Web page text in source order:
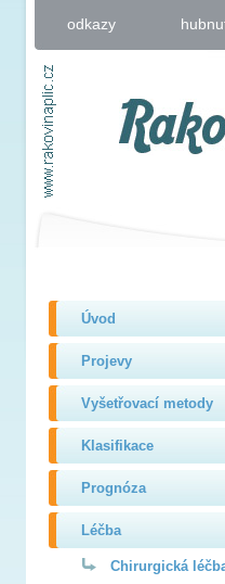
odkazy
Úvod
Projevy
Vyšetřovací metody
Klasifikace
Prognóza
Léčba
Chirurgická